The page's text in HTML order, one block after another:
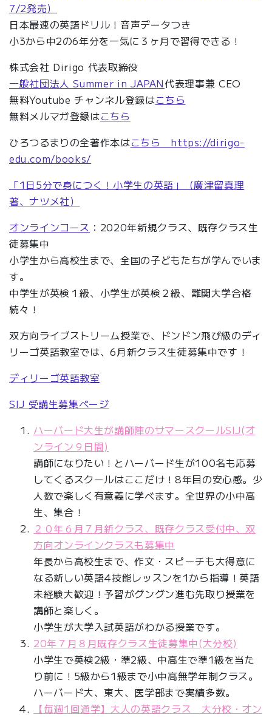
7/2発売）
日本最速の英語ドリル！音声データつき
小3から中2の6年分を一気に３ヶ月で習得できる！
株式会社 Dirigo 代表取締役
一般社団法人 Summer in JAPAN代表理事兼 CEO
無料Youtube チャンネル登録はこちら
無料メルマガ登録はこちら
ひろつるまりの全著作本はこちら https://dirigo-
edu.com/books/
「1日5分で身につく！小学生の英語」（廣津留真理
著、ナツメ社）
オンラインコース ：2020年新規クラス、既存クラス生
徒募集中
小学生から高校生まで、全国の子どもたちが学んでいま
す。
中学生が英検１級、小学生が英検２級、難関大学合格
続々！
双方向ライブストリーム授業で、ドンドン飛び級のディ
リーゴ英語教室では、6月新クラス生徒募集中です！
ディリーゴ英語教室
SIJ 受講生募集ページ
ハーバード大生が講師陣のサマースクールSIJ(オ
ンライン９日間)
講師になりたい！とハーバード生が100名も応募
してくるスクールはここだけ！8年目の安心感。少
人数で楽しく有意義に学べます。全世界の小中高
生、集合！
２０年６月７月新クラス、既存クラス受付中、双
方向オンラインクラスも募集中
年長から高校生まで、作文・スピーチも大得意に
なる新しい英語4技能レッスンを1から指導！英語
未経験大歓迎！予習がグングン進む先取り授業を
講師と楽しく。
小学生が大学入試英語がわかる授業です。
20年７月８月既存クラス生徒募集中(大分校)
小学生で英検2級・準2級、中高生で準1級を当た
り前に！5級から1級まで小中高無学年制クラス。
ハーバード大、東大、医学部まで実績多数。
【毎週1回通学】大人の英語クラス 大分校・オン